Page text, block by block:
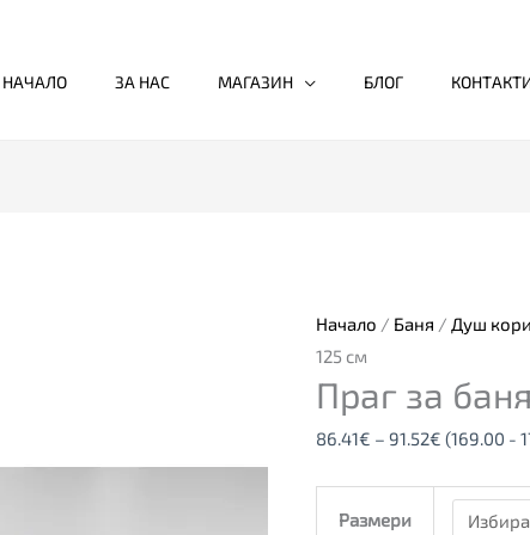
НАЧАЛО ЗА НАС МАГАЗИН БЛОГ
Начало / Баня / Душ
125 см
Праг за
86.41€ – 91.52€
through
(169.00 -
Размери
за
баня,
80-
см